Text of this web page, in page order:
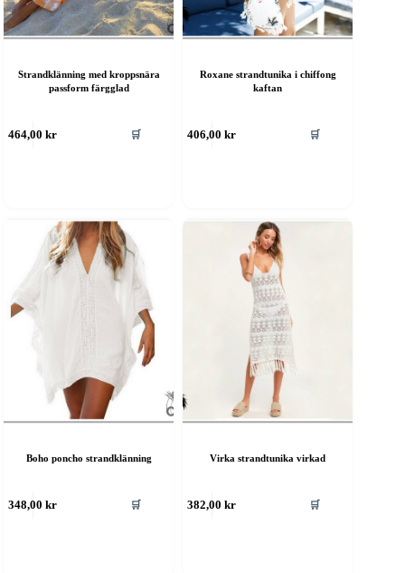
Strandklänning med kroppsnära
passform färgglad
464,00kr 🛒
Roxane strandtunika i chiffong
kaftan
406,00kr 🛒
Boho poncho strandklänning
348,00kr 🛒
Virka strandtunika virkad
382,00kr 🛒